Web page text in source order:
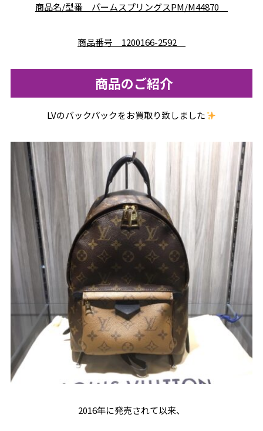
商品名/型番 パームスプリングスPM/M44870
商品番号 1200166-2592
商品のご紹介
LVのバックパックをお買取り致しました
2016年に発売されて以来、